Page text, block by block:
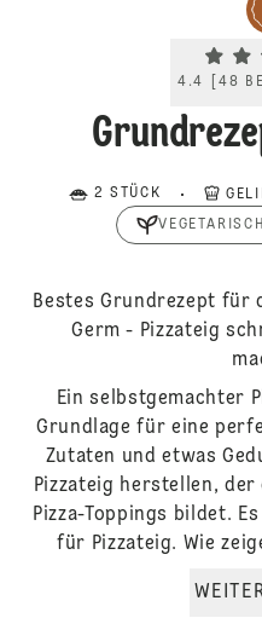
4.4 [48
2 STÜCK
VEGETARISCH
Bestes Grundrezept für
Germ - Pizzateig
Ein selbstgemachter
Grundlage für eine
Zutaten und etwas
Pizzateig herstellen,
Pizza-Toppings bildet.
für Pizzateig. Wie